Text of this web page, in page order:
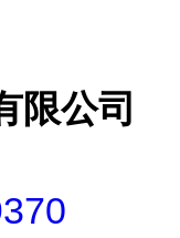
限公司